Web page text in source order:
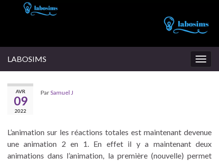
LABOSIMS
AVR
09
2022
ParSamuel J
L’animation sur les réactions totales est maintenant devenue
une animation 2 en 1. En effet il y a maintenant deux
animations dans l’animation, la première (nouvelle) permet